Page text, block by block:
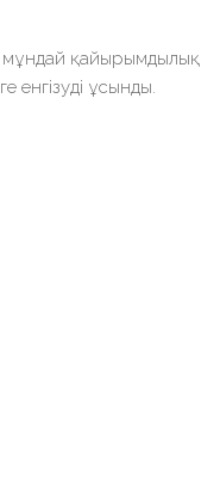
қайырымдылық
енгізуді ұсынды.